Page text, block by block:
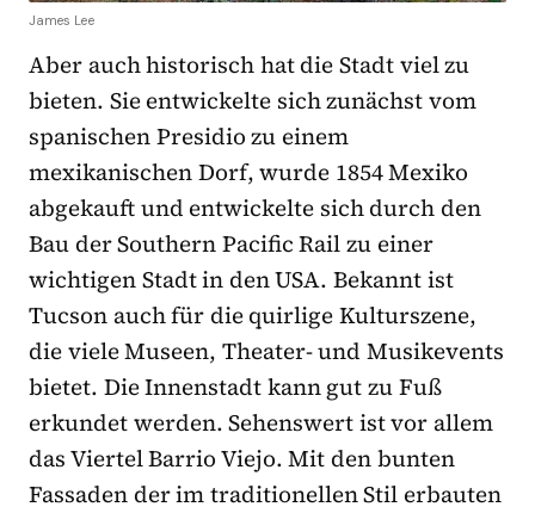
James Lee
Aber auch historisch hat die Stadt viel zu
bieten. Sie entwickelte sich zunächst vom
spanischen Presidio zu einem
mexikanischen Dorf, wurde 1854 Mexiko
abgekauft und entwickelte sich durch den
Bau der Southern Pacific Rail zu einer
wichtigen Stadt in den USA. Bekannt ist
Tucson auch für die quirlige Kulturszene,
die viele Museen, Theater- und Musikevents
bietet. Die Innenstadt kann gut zu Fuß
erkundet werden. Sehenswert ist vor allem
das Viertel Barrio Viejo. Mit den bunten
Fassaden der im traditionellen Stil erbauten